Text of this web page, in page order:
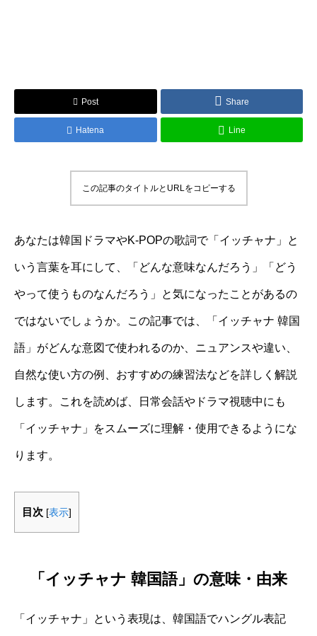
Post Share
Hatena Line
この記事のタイトルとURLをコピーする
あなたは韓国ドラマやK-POPの歌詞で「イッチャナ」と
いう言葉を耳にして、「どんな意味なんだろう」「どう
やって使うものなんだろう」と気になったことがあるの
ではないでしょうか。この記事では、「イッチャナ 韓国
語」がどんな意図で使われるのか、ニュアンスや違い、
自然な使い方の例、おすすめの練習法などを詳しく解説
します。これを読めば、日常会話やドラマ視聴中にも
「イッチャナ」をスムーズに理解・使用できるようにな
ります。
目次 [表示]
「イッチャナ 韓国語」の意味・由来
「イッチャナ」という表現は、韓国語でハングル表記